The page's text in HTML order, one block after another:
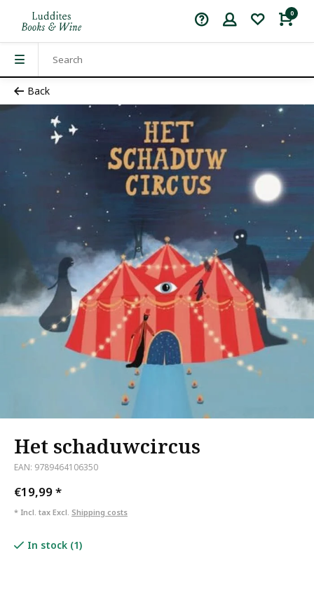
0
Back
Het schaduwcircus
EAN: 9789464106350
€19,99*
* Incl. tax Excl. Shipping costs
In stock (1)